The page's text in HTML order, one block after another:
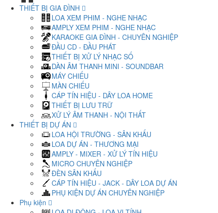
THIẾT BỊ GIA ĐÌNH
LOA XEM PHIM - NGHE NHẠC
AMPLY XEM PHIM - NGHE NHẠC
KARAOKE GIA ĐÌNH - CHUYÊN NGHIỆP
ĐẦU CD - ĐẦU PHÁT
THIẾT BỊ XỬ LÝ NHẠC SỐ
DÀN ÂM THANH MINI - SOUNDBAR
MÁY CHIẾU
MÀN CHIẾU
CÁP TÍN HIỆU - DÂY LOA HOME
THIẾT BỊ LƯU TRỮ
XỬ LÝ ÂM THANH - NỘI THẤT
THIẾT BỊ DỰ ÁN
LOA HỘI TRƯỜNG - SÂN KHẤU
LOA DỰ ÁN - THƯƠNG MẠI
AMPLY - MIXER - XỬ LÝ TÍN HIỆU
MICRO CHUYÊN NGHIỆP
ĐÈN SÂN KHẤU
CÁP TÍN HIỆU - JACK - DÂY LOA DỰ ÁN
PHỤ KIỆN DỰ ÁN CHUYÊN NGHIỆP
Phụ kiện